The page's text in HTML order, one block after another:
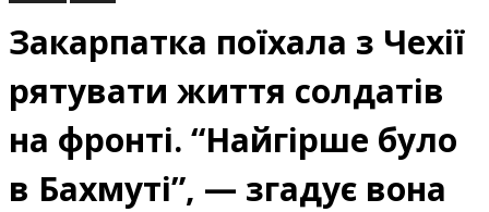
Закарпатка поїхала з Чехії
рятувати життя солдатів
на фронті. “Найгірше було
в Бахмуті”, — згадує вона